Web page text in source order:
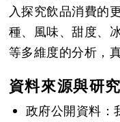
入探究飲品消費的
種、風味、甜度、
等多維度的分析，
資料來源與研
政府公開資料：